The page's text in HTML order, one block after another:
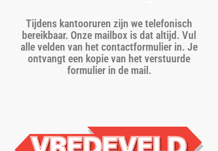
Tijdens kantooruren zijn we telefonisch
bereikbaar. Onze mailbox is dat altijd. Vul
alle velden van het contactformulier in. Je
ontvangt een kopie van het verstuurde
formulier in de mail.